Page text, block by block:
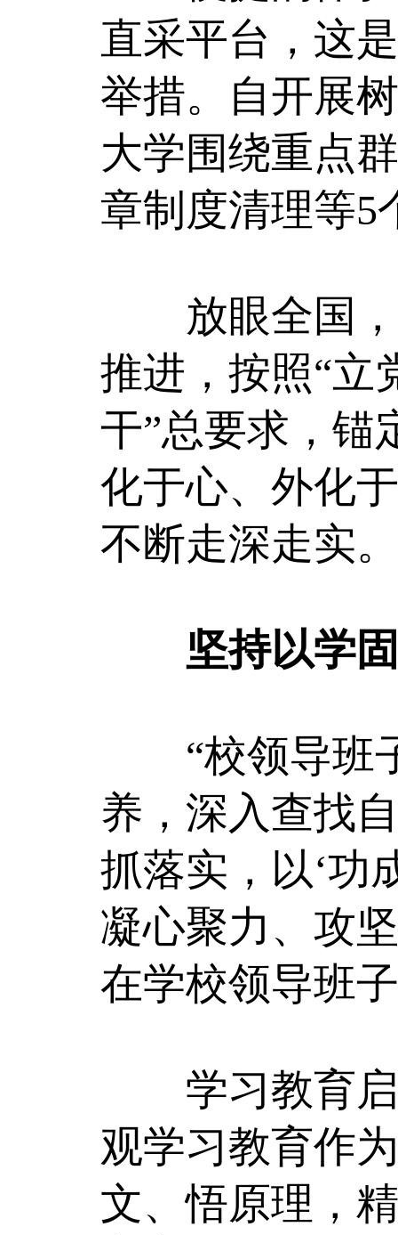
直采平台，这
举措。自开展
大学围绕重点
章制度清理等5
放眼全国，
推进，按照“立
干”总要求，锚
化于心、外化
不断走深走实。
坚持以学
“校领导班子
养，深入查找
抓落实，以‘功
凝心聚力、攻
在学校领导班
学习教育启
观学习教育作
文、悟原理，